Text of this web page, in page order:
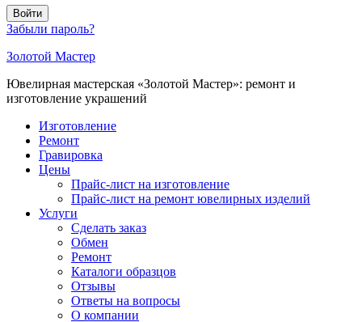
Войти
Забыли пароль?
Золотой Мастер
Ювелирная мастерская «Золотой Мастер»: ремонт и
изготовление украшений
Изготовление
Ремонт
Гравировка
Цены
Прайс-лист на изготовление
Прайс-лист на ремонт ювелирных изделий
Услуги
Сделать заказ
Обмен
Ремонт
Каталоги образцов
Отзывы
Ответы на вопросы
О компании